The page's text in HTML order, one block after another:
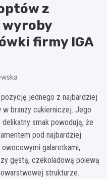
z
firmy IGA
jednego z najbardziej
branży cukierniczej. Jego
smak powodują, że
pod najbardziej
galaretkami,
gęstą, czekoladową polewą
strukturze.